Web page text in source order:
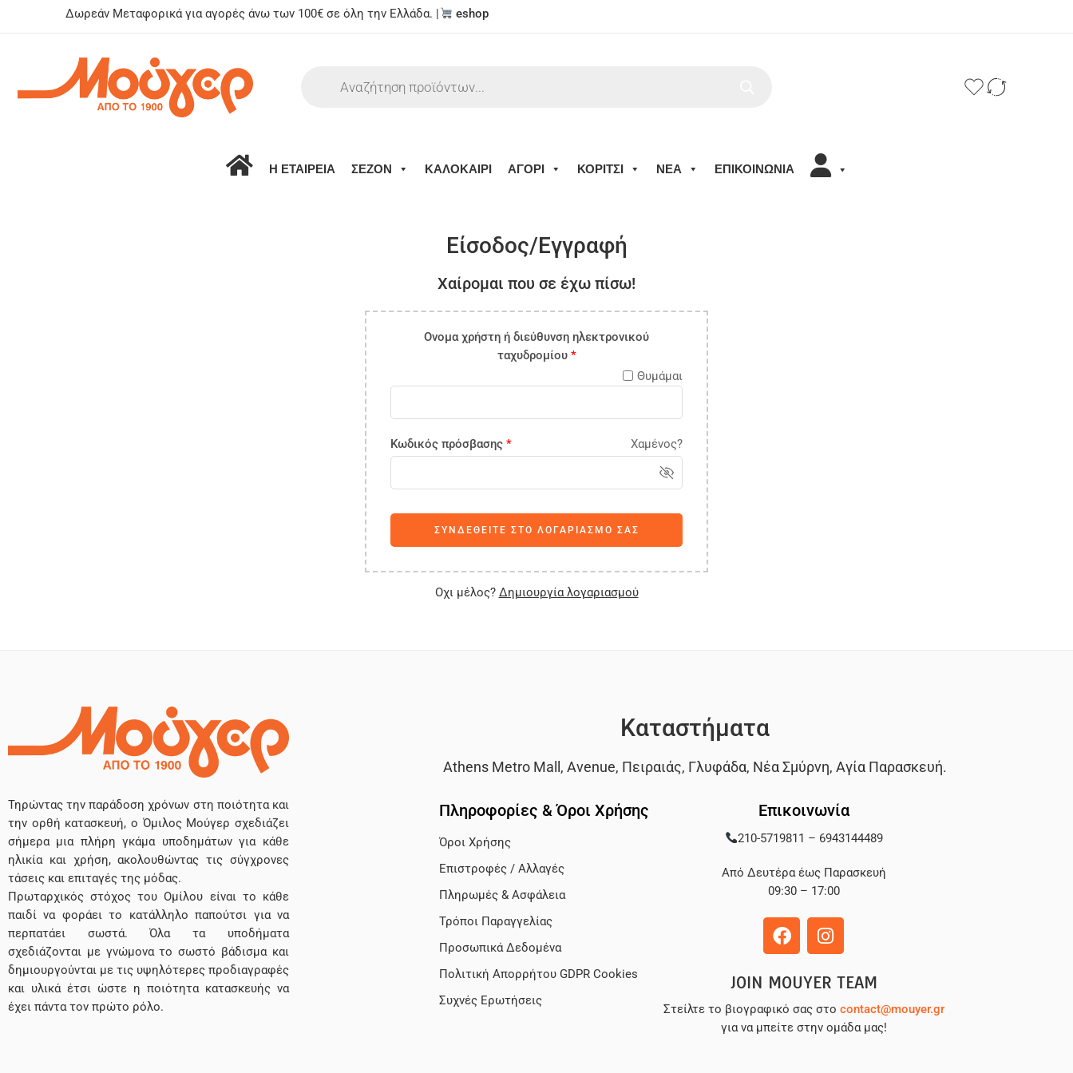
Δωρεάν Μεταφορικά για αγορές άνω των 100€ σε όλη την Ελλάδα. | eshop
Η ΕΤΑΙΡΕΙΑ ΣΕΖΟΝ ΚΑΛΟΚΑΙΡΙ ΑΓΟΡΙ ΚΟΡΙΤΣΙ ΝΕΑ ΕΠΙΚΟΙΝΩΝΙΑ
Είσοδος/Εγγραφή
Χαίρομαι που σε έχω πίσω!
Ονομα χρήστη ή διεύθυνση ηλεκτρονικού
ταχυδρομίου *
Θυμάμαι
Κωδικός πρόσβασης * Χαμένος?
ΣΥΝΔΕΘΕΙΤΕ ΣΤΟ ΛΟΓΑΡΙΑΣΜΟ ΣΑΣ
Οχι μέλος? Δημιουργία λογαριασμού
Τηρώντας την παράδοση χρόνων στη ποιότητα και
την ορθή κατασκευή, ο Όμιλος Μούγερ σχεδιάζει
σήμερα μια πλήρη γκάμα υποδημάτων για κάθε
ηλικία και χρήση, ακολουθώντας τις σύγχρονες
τάσεις και επιταγές της μόδας.
Πρωταρχικός στόχος του Ομίλου είναι το κάθε
παιδί να φοράει το κατάλληλο παπούτσι για να
περπατάει σωστά. Όλα τα υποδήματα
σχεδιάζονται με γνώμονα το σωστό βάδισμα και
δημιουργούνται με τις υψηλότερες προδιαγραφές
και υλικά έτσι ώστε η ποιότητα κατασκευής να
έχει πάντα τον πρώτο ρόλο.
Καταστήματα
Athens Metro Mall , Avenue, Πειραιάς, Γλυφάδα, Νέα Σμύρνη, Αγία Παρασκευή.
Πληροφορίες & Όροι Χρήσης
Όροι Χρήσης
Επιστροφές / Αλλαγές
Πληρωμές & Ασφάλεια
Τρόποι Παραγγελίας
Προσωπικά Δεδομένα
Πολιτική Απορρήτου GDPR Cookies
Συχνές Ερωτήσεις
Επικοινωνία
210-5719811 – 6943144489
Από Δευτέρα έως Παρασκευή
09:30 – 17:00
JOIN MOUYER TEAM
Στείλτε το βιογραφικό σας στο contact@mouyer.gr
για να μπείτε στην ομάδα μας!